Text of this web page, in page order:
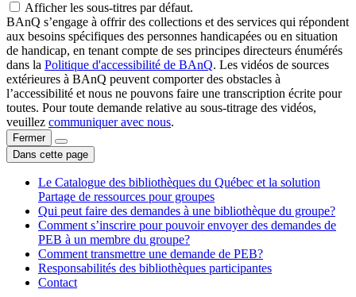
Afficher les sous-titres par défaut.
BAnQ s’engage à offrir des collections et des services qui répondent
aux besoins spécifiques des personnes handicapées ou en situation
de handicap, en tenant compte de ses principes directeurs énumérés
dans la Politique d'accessibilité de BAnQ. Les vidéos de sources
extérieures à BAnQ peuvent comporter des obstacles à
l’accessibilité et nous ne pouvons faire une transcription écrite pour
toutes. Pour toute demande relative au sous-titrage des vidéos,
veuillez communiquer avec nous.
Fermer
Dans cette page
Le Catalogue des bibliothèques du Québec et la solution
Partage de ressources pour groupes
Qui peut faire des demandes à une bibliothèque du groupe?
Comment s’inscrire pour pouvoir envoyer des demandes de
PEB à un membre du groupe?
Comment transmettre une demande de PEB?
Responsabilités des bibliothèques participantes
Contact